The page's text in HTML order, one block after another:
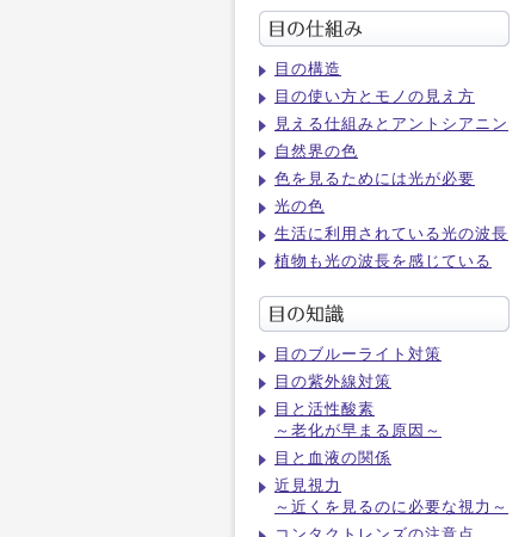
目の構造
目の使い方とモノの見え方
見える仕組みとアントシアニン
自然界の色
色を見るためには光が必要
光の色
生活に利用されている光の波長
植物も光の波長を感じている
目のブルーライト対策
目の紫外線対策
目と活性酸素
～老化が早まる原因～
目と血液の関係
近見視力
～近くを見るのに必要な視力～